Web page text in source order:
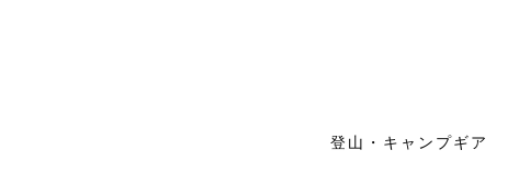
登山・キャンプギア